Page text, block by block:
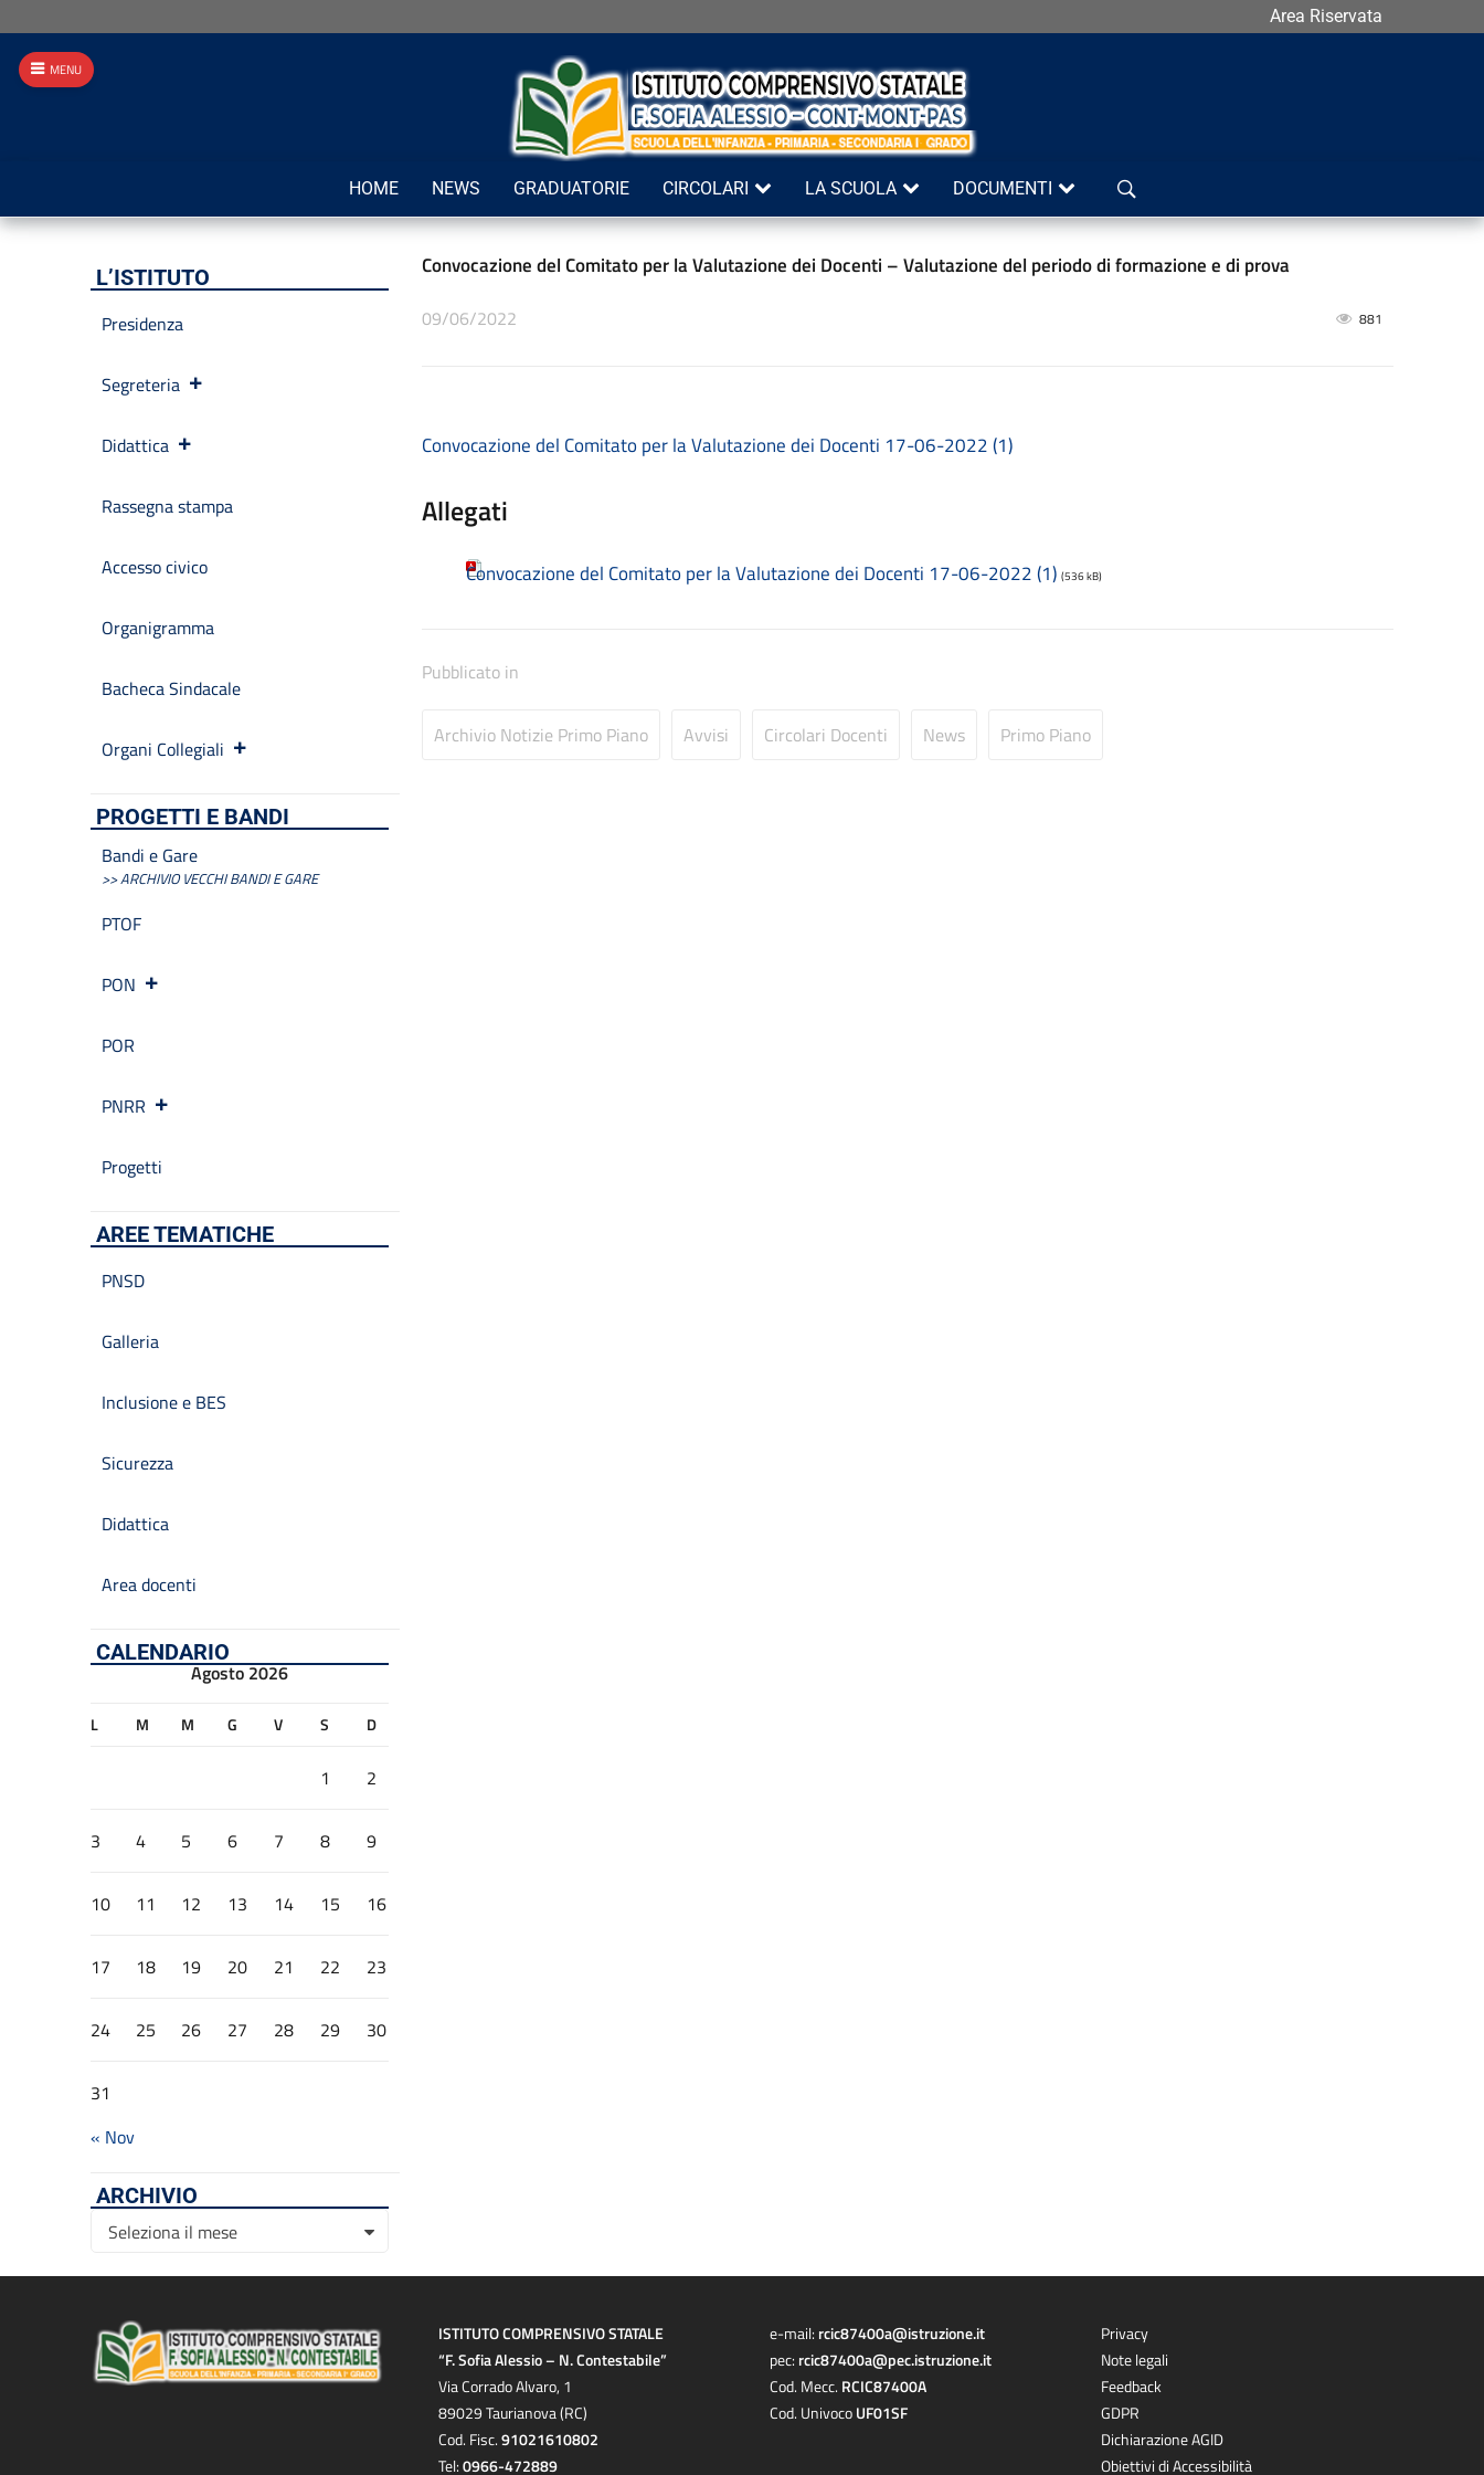
Area Riservata
Cerca
HOME NEWS GRADUATORIE CIRCOLARI LA SCUOLA DOCUMENTI
Convocazione del Comitato per la Valutazione dei Docenti – Valutazione del periodo di formazione e di prova
09/06/2022 881
Convocazione del Comitato per la Valutazione dei Docenti 17-06-2022 (1)
Allegati
Convocazione del Comitato per la Valutazione dei Docenti 17-06-2022 (1) (536 kB)
Pubblicato in
Archivio Notizie Primo Piano Avvisi Circolari Docenti News Primo Piano
L’ISTITUTO
Presidenza
Segreteria
Didattica
Rassegna stampa
Accesso civico
Organigramma
Bacheca Sindacale
Organi Collegiali
PROGETTI E BANDI
Bandi e Gare
>> ARCHIVIO VECCHI BANDI E GARE
PTOF
PON
POR
PNRR
Progetti
AREE TEMATICHE
PNSD
Galleria
Inclusione e BES
Sicurezza
Didattica
Area docenti
CALENDARIO
Agosto 2026
L M M G V S D
1 2
3 4 5 6 7 8 9
10 11 12 13 14 15 16
17 18 19 20 21 22 23
24 25 26 27 28 29 30
31
« Nov
ARCHIVIO
Archivio
Seleziona il mese
ISTITUTO COMPRENSIVO STATALE
“F. Sofia Alessio – N. Contestabile”
Via Corrado Alvaro, 1
89029 Taurianova (RC)
Cod. Fisc.91021610802
Tel:0966-472889
e-mail: rcic87400a@istruzione.it
pec: rcic87400a@pec.istruzione.it
Cod. Mecc. RCIC87400A
Cod. UnivocoUF01SF
Privacy
Note legali
Feedback
GDPR
Dichiarazione AGID
Obiettivi di Accessibilità
MENU